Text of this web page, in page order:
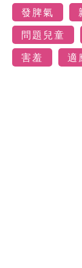
發脾氣
問題兒童
害羞
適